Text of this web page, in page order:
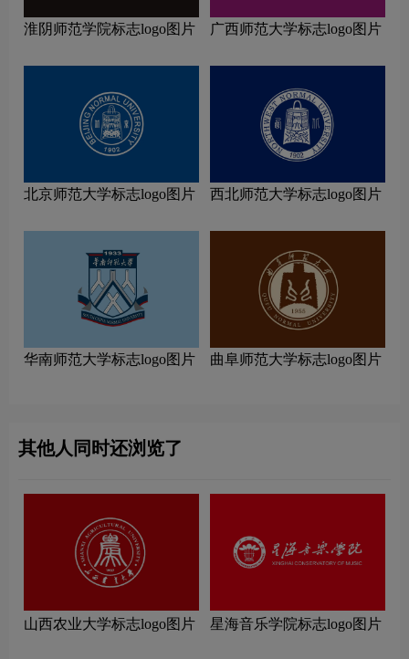
淮阴师范学院标志logo图片 广西师范大学标志logo图片
北京师范大学标志logo图片 西北师范大学标志logo图片
华南师范大学标志logo图片 曲阜师范大学标志logo图片
其他人同时还浏览了
山西农业大学标志logo图片 星海音乐学院标志logo图片